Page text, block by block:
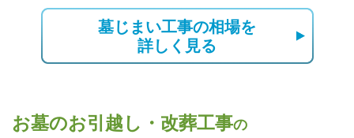
墓じまい工事の相場を
詳しく見る
お墓のお引越し・改葬工事の